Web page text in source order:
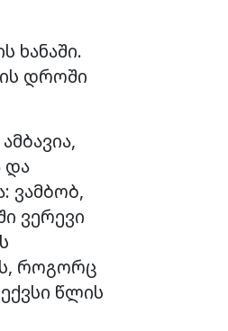
ხანაში.
დროში
და
ვამბობ,
ვერევი
როგორც
წლის